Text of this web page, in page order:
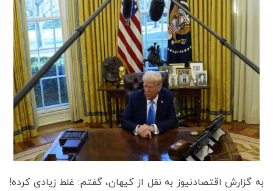
به گزارش اقتصادنیوز به نقل از کیهان، گفتم: غلط زیادی کرده!